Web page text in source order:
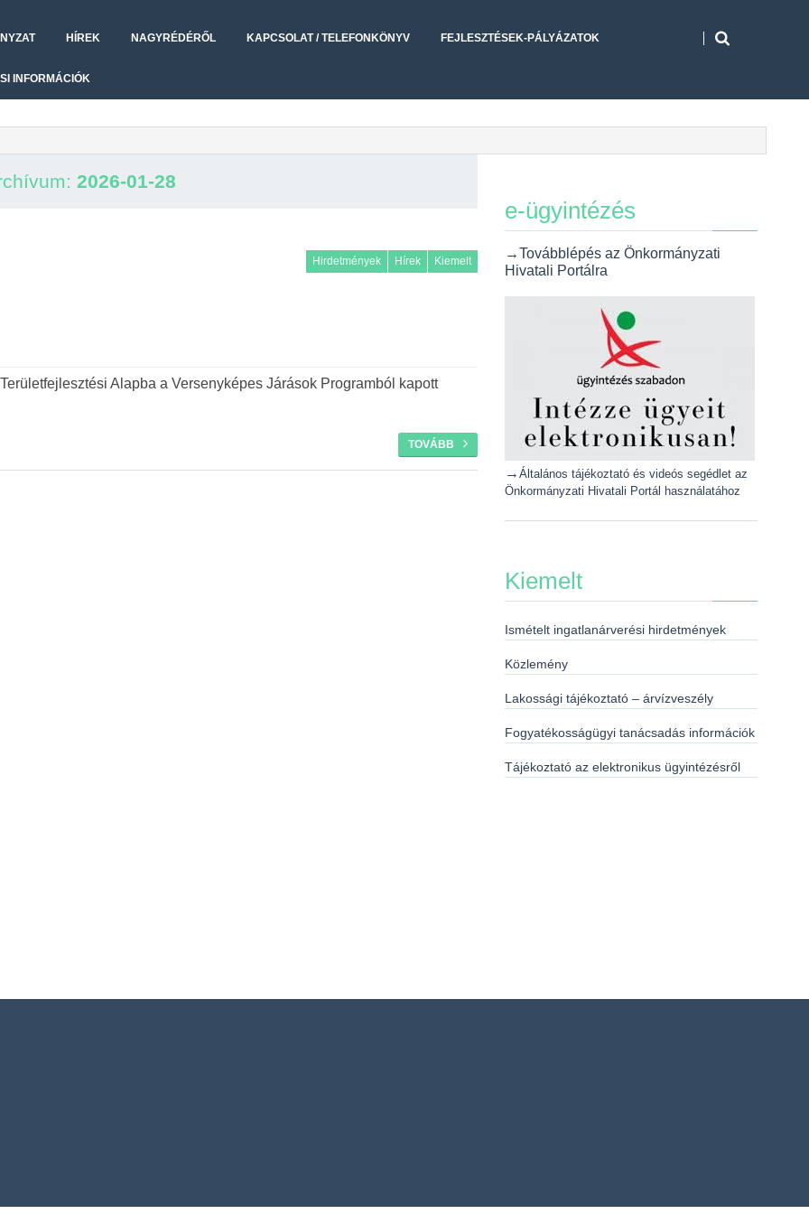
HÍREK NAGYRÉDÉRŐL KAPCSOLAT / TELEFONKÖNYV FEJLESZTÉSEK-PÁLYÁZATOK
INFORMÁCIÓK
2026-01-28
Hirdetmények Hírek Kiemelt
Alapba a Versenyképes Járások Programból kapott
TOVÁBB
e-ügyintézés
→Továbblépés az Önkormányzati
Hivatali Portálra
→ Általános tájékoztató és videós segédlet az
Önkormányzati Hivatali Portál használatához
Kiemelt
Ismételt ingatlanárverési hirdetmények
Közlemény
Lakossági tájékoztató – árvízveszély
Fogyatékosságügyi tanácsadás információk
Tájékoztató az elektronikus ügyintézésről